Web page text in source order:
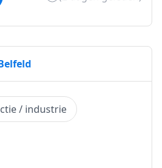
/ industrie